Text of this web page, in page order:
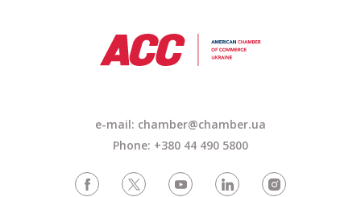
e-mail: chamber@chamber.ua
Phone: +380 44 490 5800